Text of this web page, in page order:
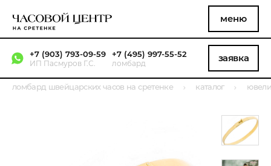
меню
+7 (903) 793-09-59
ИП Пасмуров Г.С.
+7 (495) 997-55-52
ломбард заявка
ломбард швейцарских часов на сретенке каталог